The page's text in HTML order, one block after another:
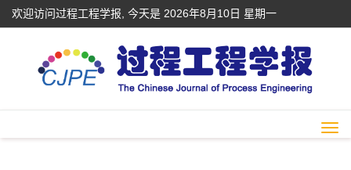
欢迎访问过程工程学报, 今天是 2026年8月10日 星期一